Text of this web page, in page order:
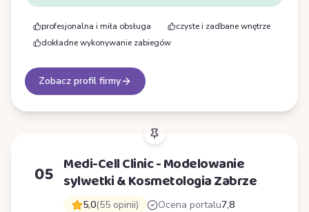
profesjonalna i miła obsługa
czyste i zadbane wnętrze
dokładne wykonywanie zabiegów
Zobacz profil firmy
05 Medi-Cell Clinic - Modelowanie
sylwetki & Kosmetologia Zabrze
5,0(55 opinii) Ocena portalu7,8